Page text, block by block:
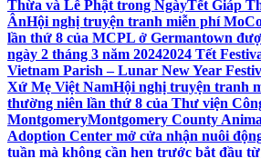
Thừa và Lễ Phật trong NgàyTết Giáp
ÂnHội nghị truyện tranh miễn phí
lần thứ 8 của MCPL ở Germantown
ngày 2 tháng 3 năm 20242024 Tết
Vietnam Parish – Lunar New Year
Xứ Mẹ Việt NamHội nghị truyện tranh
thường niên lần thứ 8 của Thư viện
MontgomeryMontgomery County
Adoption Center mở cửa nhận nuôi
tuần mà không cần hẹn trước bắt đầu